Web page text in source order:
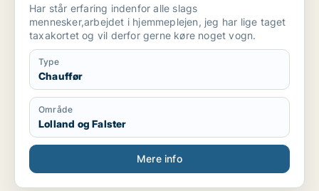
Har står erfaring indenfor alle slags
mennesker,arbejdet i hjemmeplejen, jeg har lige taget
taxakortet og vil derfor gerne køre noget vogn.
Type
Chauffør
Område
Lolland og Falster
Mere info